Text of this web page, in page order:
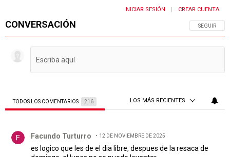
CONVERSACIÓN SIGA ESTA
SEGUIR
INICIAR SESIÓN CREAR CUENTA
TODOS LOS COMENTARIOS 216 LOS MÁS RECIENTES
Facundo Turturro 12 DE NOVIEMBRE DE 2025
es logico que les de el dia libre, despues de la resaca de